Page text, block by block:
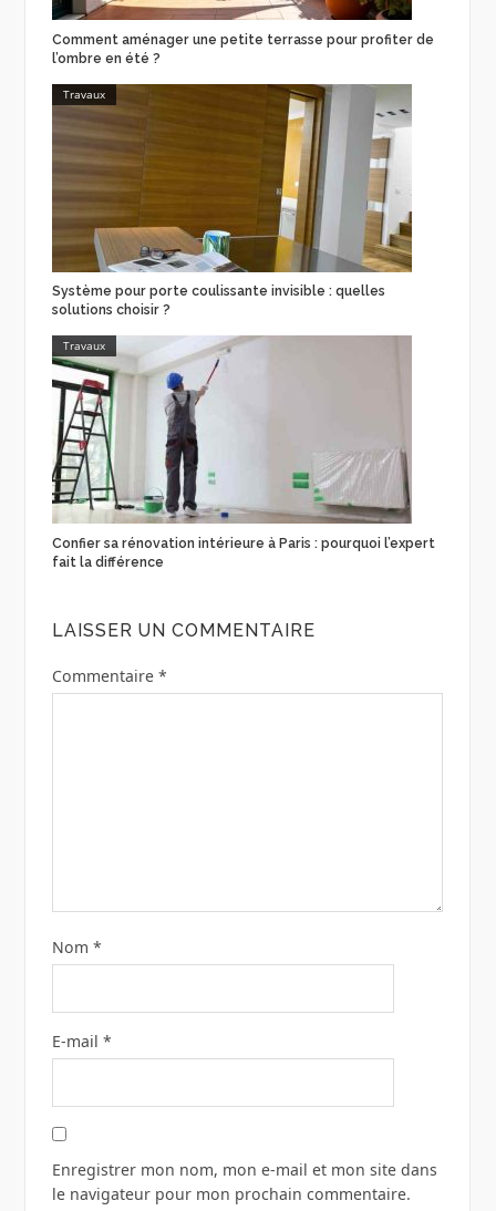
Comment aménager une petite terrasse pour profiter de
l’ombre en été ?
Travaux
Système pour porte coulissante invisible : quelles
solutions choisir ?
Travaux
Confier sa rénovation intérieure à Paris : pourquoi l’expert
fait la différence
LAISSER UN COMMENTAIRE
Commentaire *
Nom *
E-mail *
Enregistrer mon nom, mon e-mail et mon site dans
le navigateur pour mon prochain commentaire.